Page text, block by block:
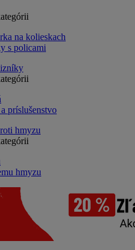
na kolieskach
s policami
príslušenstvo
hmyzu
hmyzu